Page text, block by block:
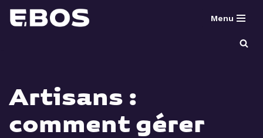
Menu
Artisans :
comment gérer